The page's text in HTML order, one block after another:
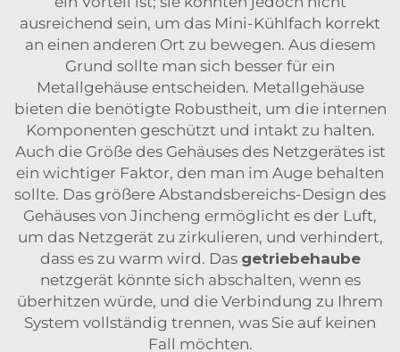
ausreichend sein, um das Mini-Kühlfach korrekt
an einen anderen Ort zu bewegen. Aus diesem
Grund sollte man sich besser für ein
Metallgehäuse entscheiden. Metallgehäuse
bieten die benötigte Robustheit, um die internen
Komponenten geschützt und intakt zu halten.
Auch die Größe des Gehäuses des Netzgerätes ist
ein wichtiger Faktor, den man im Auge behalten
sollte. Das größere Abstandsbereichs-Design des
Gehäuses von Jincheng ermöglicht es der Luft,
um das Netzgerät zu zirkulieren, und verhindert,
dass es zu warm wird. Das getriebehaube
netzgerät könnte sich abschalten, wenn es
überhitzen würde, und die Verbindung zu Ihrem
System vollständig trennen, was Sie auf keinen
Fall möchten.